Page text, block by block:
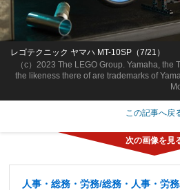
（c）2023 The LEGO Group. Yamaha, the
the likeness there of are trademarks of
レゴテクニック ヤマハ MT-10SP（7/21）
この記事へ戻
人事・総務・労務/総務・人事・労